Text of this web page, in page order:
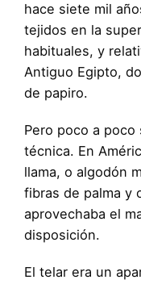
hace siete mil
tejidos en la
habituales, y
Antiguo Egipto,
de papiro.
Pero poco a
técnica. En
llama, o algodón
fibras de palma y
aprovechaba el
disposición.
El telar era un